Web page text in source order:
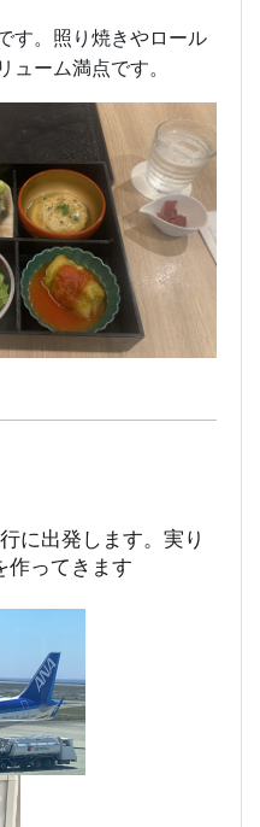
す。照り焼きやロール
ューム満点です。
に出発します。実り
作ってきます